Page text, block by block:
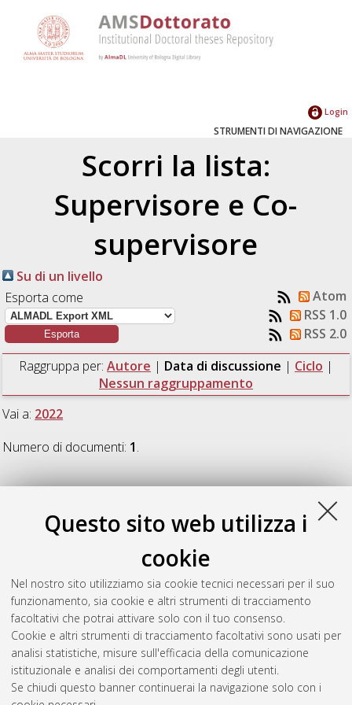
Questo sito web utilizza i
cookie
Nel nostro sito utilizziamo sia cookie tecnici necessari per il suo
funzionamento, sia cookie e altri strumenti di tracciamento
facoltativi che potrai attivare solo con il tuo consenso.
Cookie e altri strumenti di tracciamento facoltativi sono usati per
analisi statistiche, misure sull'efficacia della comunicazione
istituzionale e analisi dei comportamenti degli utenti.
Se chiudi questo banner continuerai la navigazione solo con i
Login
STRUMENTI DI NAVIGAZIONE
Scorri la lista:
Supervisore e Co-
supervisore
Su di un livello
Esporta come
Atom
RSS 1.0
RSS 2.0
Raggruppa per: Autore | Data di discussione | Ciclo |
Nessun raggruppamento
Vai a: 2022
Numero di documenti: 1.
2022
Parri, Monica(2022) Equità di genere e pratiche trasformative
, [Dissertation thesis], Alma Mater
Studiorum Università di Bologna. Dottorato di ricerca in
Scienza e cultura del benessere e degli stili di vita, 34 Ciclo.
DOI 10.48676/unibo/amsdottorato/10460.
Questa lista e' stata generata ilSun Aug 9 20:43:39 2026